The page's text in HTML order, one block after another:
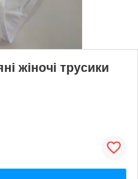
жіночі трусики